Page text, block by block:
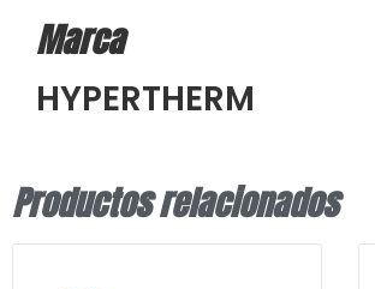
Marca
HYPERTHERM
Productos relacionados